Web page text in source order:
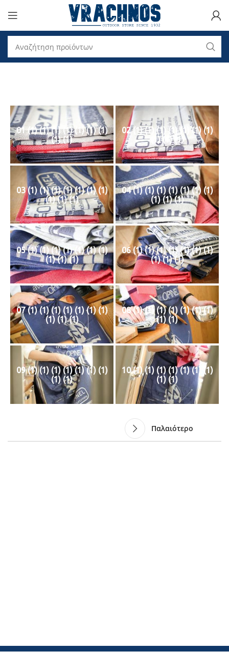
01 (1) (1) (1) (1) (1) (1) (1)
(1) (1)
02 (1) (1) (1) (1) (1) (1) (1)
(1) (1) (1)
03 (1) (1) (1) (1) (1) (1) (1)
(1) (1) (1)
04 (1) (1) (1) (1) (1) (1) (1)
(1) (1) (1)
05 (1) (1) (1) (1) (1) (1) (1)
(1) (1) (1)
06 (1) (1) (1) (1) (1) (1) (1)
(1) (1) (1)
07 (1) (1) (1) (1) (1) (1) (1)
(1) (1) (1)
08 (1) (1) (1) (1) (1) (1) (1)
(1) (1)
09 (1) (1) (1) (1) (1) (1) (1)
(1) (1)
10 (1) (1) (1) (1) (1) (1) (1)
(1) (1)
Παλαιότερο